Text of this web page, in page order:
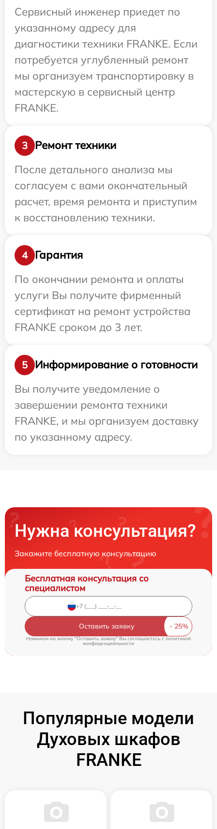
Сервисный инженер приедет по
указанному адресу для
диагностики техники FRANKE. Если
потребуется углубленный ремонт
мы организуем транспортировку в
мастерскую в сервисный центр
FRANKE.
3
Ремонт техники
После детального анализа мы
согласуем с вами окончательный
расчет, время ремонта и приступим
к восстановлению техники.
4
Гарантия
По окончании ремонта и оплаты
услуги Вы получите фирменный
сертификат на ремонт устройства
FRANKE сроком до 3 лет.
5
Информирование о готовности
Вы получите уведомление о
завершении ремонта техники
FRANKE, и мы организуем доставку
по указанному адресу.
Нужна консультация?
Закажите бесплатную консультацию
Бесплатная консультация со
специалистом
Оставить заявку
Нажимая на кнопку "Оставить заявку" Вы соглашаетесь cполитикой
конфиденциальности
Популярные модели
Духовых шкафов
FRANKE